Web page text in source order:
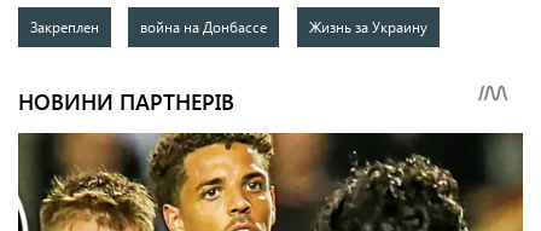
Закреплен война на Донбассе Жизнь за Украину